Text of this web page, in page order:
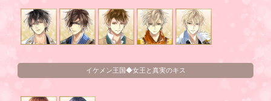
イケメン王国◆女王と真実のキス